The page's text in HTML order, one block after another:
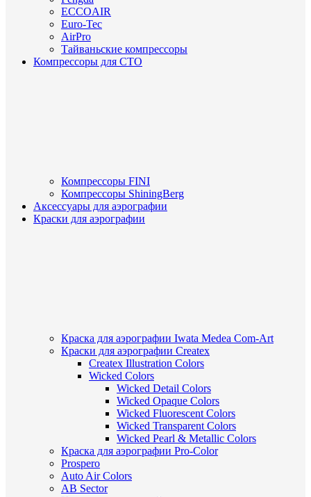
ECCOAIR
Euro-Tec
AirPro
Тайваньские компрессоры
Компрессоры для СТО
Компрессоры FINI
Компрессоры ShiningBerg
Аксессуары для аэрографии
Краски для аэрографии
Краска для аэрографии Iwata Medea Com-Art
Краски для аэрографии Createx
Createx Illustration Colors
Wicked Colors
Wicked Detail Colors
Wicked Opaque Colors
Wicked Fluorescent Colors
Wicked Transparent Colors
Wicked Pearl & Metallic Colors
Краска для аэрографии Pro-Color
Prospero
Auto Air Colors
AB Sector